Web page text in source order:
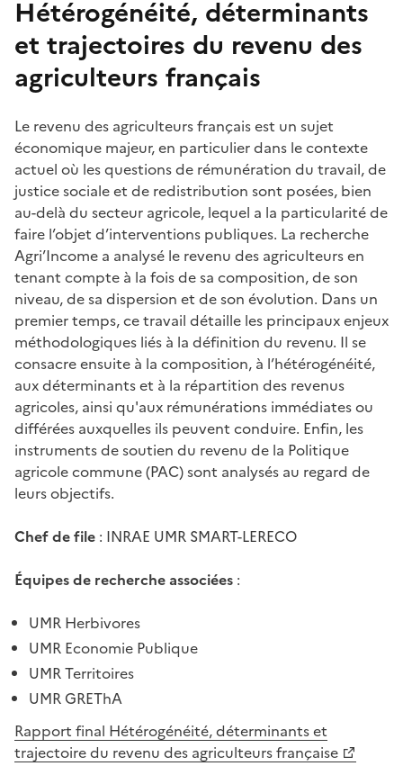
Hétérogénéité, déterminants
et trajectoires du revenu des
agriculteurs français
Le revenu des agriculteurs français est un sujet
économique majeur, en particulier dans le contexte
actuel où les questions de rémunération du travail, de
justice sociale et de redistribution sont posées, bien
au-delà du secteur agricole, lequel a la particularité de
faire l’objet d’interventions publiques. La recherche
Agri’Income a analysé le revenu des agriculteurs en
tenant compte à la fois de sa composition, de son
niveau, de sa dispersion et de son évolution. Dans un
premier temps, ce travail détaille les principaux enjeux
méthodologiques liés à la définition du revenu. Il se
consacre ensuite à la composition, à l’hétérogénéité,
aux déterminants et à la répartition des revenus
agricoles, ainsi qu'aux rémunérations immédiates ou
différées auxquelles ils peuvent conduire. Enfin, les
instruments de soutien du revenu de la Politique
agricole commune (PAC) sont analysés au regard de
leurs objectifs.
Chef de file : INRAE UMR SMART-LERECO
Équipes de recherche associées :
UMR Herbivores
UMR Economie Publique
UMR Territoires
UMR GREThA
Rapport final Hétérogénéité, déterminants et
trajectoire du revenu des agriculteurs française